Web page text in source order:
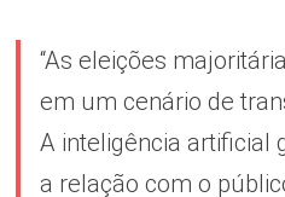
“As eleições
em um cenário de
A inteligência artificial
a relação com o